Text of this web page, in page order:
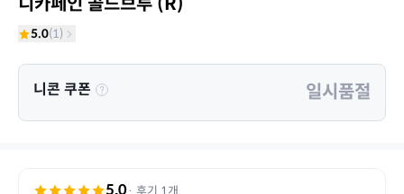
5.0(1)
니콘 쿠폰 일시품절
5.0· 후기 1개